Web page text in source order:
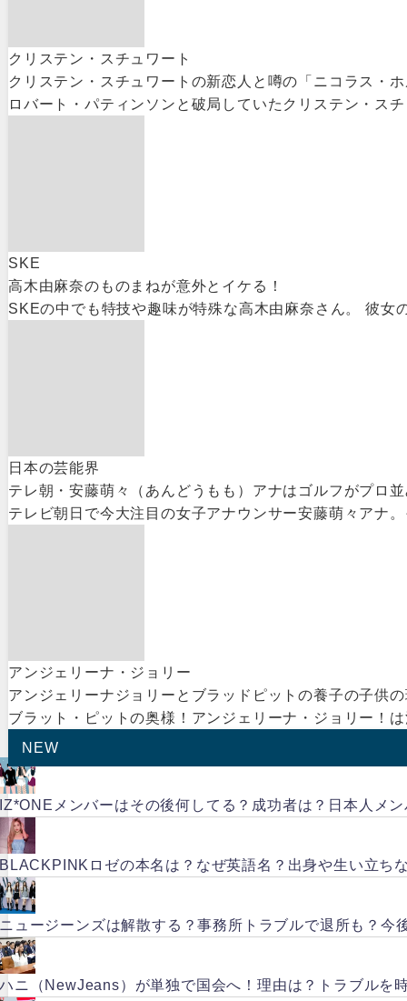
クリステン・スチュワート
クリステン・スチュワートの新恋人と噂の「ニコラス・
ロバート・パティンソンと破局していたクリステン・ス
SKE
高木由麻奈のものまねが意外とイケる！
SKEの中でも特技や趣味が特殊な高木由麻奈さん。 彼
日本の芸能界
テレ朝・安藤萌々（あんどうもも）アナはゴルフがプロ
テレビ朝日で今大注目の女子アナウンサー安藤萌々アナ
アンジェリーナ・ジョリー
アンジェリーナジョリーとブラッドピットの養子の子供
ブラット・ピットの奥様！アンジェリーナ・ジョリー！
NEW
メンバーはその後何してる？成功者は？日本人メ
ロゼの本名は？なぜ英語名？出身や生い立ち
ュージーンズは解散する？事務所トラブルで退所も？今
ニ（NewJeans）が単独で国会へ！理由は？トラブルを